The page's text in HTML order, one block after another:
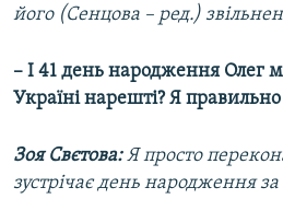
його (Сенцова – ред.)
– І 41 день народження Олег
Україні нарешті? Я
Зоя Свєтова:Я просто
зустрічає день народження